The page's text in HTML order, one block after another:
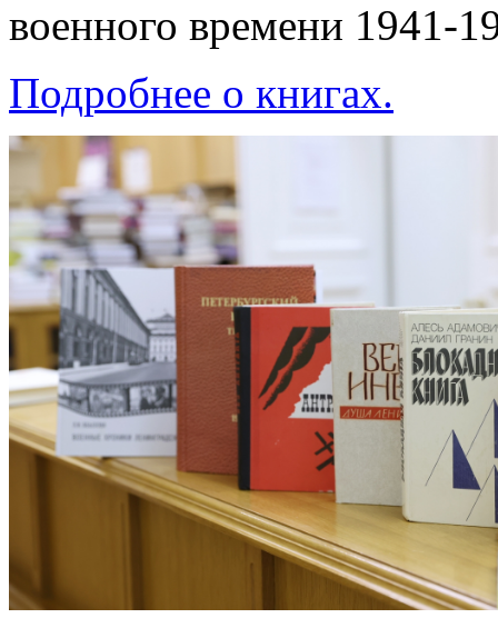
военного времени 1941-
Подробнее о книгах.